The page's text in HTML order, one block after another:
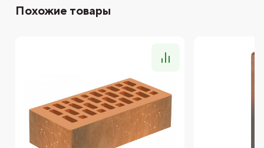
Похожие товары